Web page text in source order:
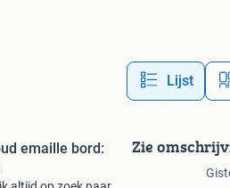
Lijst
emaille bord:
Zie